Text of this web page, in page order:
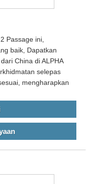
Passage ini,
baik, Dapatkan
China di ALPHA
selepas
mengharapkan